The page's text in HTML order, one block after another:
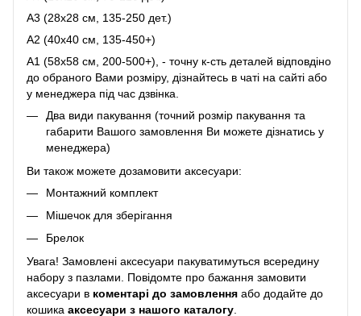
A3 (28х28 см, 135-250 дет.)
A2 (40х40 см, 135-450+)
A1 (58х58 см, 200-500+), - точну к-сть деталей відповдіно
до обраного Вами розміру, дізнайтесь в чаті на сайті або
у менеджера під час дзвінка.
Два види пакування (точний розмір пакування та
габарити Вашого замовлення Ви можете дізнатись у
менеджера)
Ви також можете дозамовити аксесуари:
Монтажний комплект
Мішечок для зберігання
Брелок
Увага! Замовлені аксесуари пакуватимуться всередину
набору з пазлами. Повідомте про бажання замовити
аксесуари в коментарі до замовлення або додайте до
кошика аксесуари з нашого каталогу